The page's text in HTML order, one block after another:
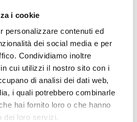
i cookie
personalizzare contenuti ed
dei social media e per
Condividiamo inoltre
cui utilizzi il nostro sito con i
di analisi dei dati web,
i quali potrebbero combinarle
hai fornito loro o che hanno
dei loro servizi.